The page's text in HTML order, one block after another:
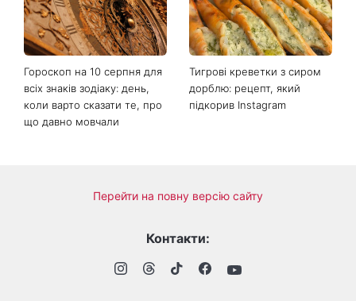
Гороскоп на 10 серпня для
всіх знаків зодіаку: день,
коли варто сказати те, про
що давно мовчали
Тигрові креветки з сиром
дорблю: рецепт, який
підкорив Instagram
Перейти на повну версію сайту
Контакти: